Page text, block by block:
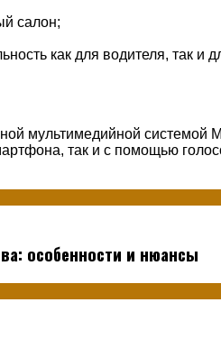
салон;
как для водителя, так и
мультимедийной системой
так и с помощью
особенности и нюансы